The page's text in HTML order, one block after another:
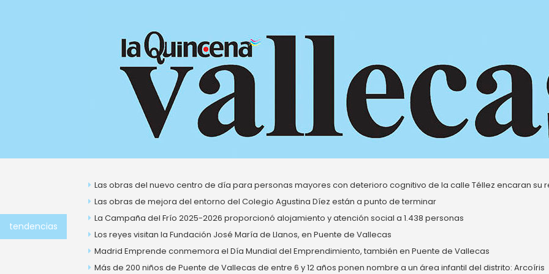
tendencias
Las obras del nuevo centro de día para personas mayores con deterioro cognitivo de la calle Téllez encaran su
Las obras de mejora del entorno del Colegio Agustina Díez están a punto de terminar
La Campaña del Frío 2025-2026 proporcionó alojamiento y atención social a 1.438 personas
Los reyes visitan la Fundación José María de Llanos, en Puente de Vallecas
Madrid Emprende conmemora el Día Mundial del Emprendimiento, también en Puente de Vallecas
Más de 200 niños de Puente de Vallecas de entre 6 y 12 años ponen nombre a un área infantil del distrito: Arcoíris